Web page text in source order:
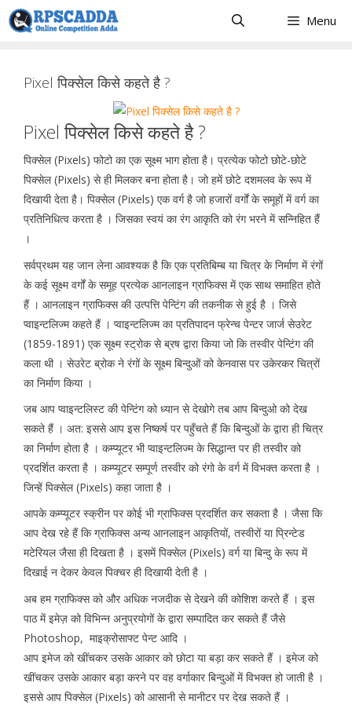
Skip
to
Menu
Pixel पिक्सेल किसे कहते है ?
Pixel पिक्सेल किसे कहते है ?
पिक्सेल (Pixels) फोटो का एक सूक्ष्म भाग होता है। प्रत्येक फोटो छोटे-छोटे
पिक्सेल (Pixels) से ही मिलकर बना होता है। जो हमें छोटे दशमलव के रूप में
दिखायी देता है। पिक्सेल (Pixels) एक वर्ग है जो हजारों वर्गों के समूहों में वर्ग का
प्रतिनिधित्व करता है । जिसका स्वयं का रंग आकृति को रंग भरने में सन्निहित हैं
।
सर्वप्रथम यह जान लेना आवश्यक है कि एक प्रतिबिम्ब या चित्र के निर्माण में रंगों
के कई सूक्ष्म वर्गों के समूह प्रत्येक आनलाइन ग्राफिक्स में एक साथ समाहित होते
हैं । आनलाइन ग्राफिक्स की उत्पत्ति पेन्टिंग की तकनीक से हुई है । जिसे
प्वाइन्टलिज्म कहते हैं । प्वाइन्टलिज्म का प्रतिपादन फ्रेन्च पेन्टर जार्ज सेउरेट
(1859-1891) एक सूक्ष्म स्ट्रोक से ब्रष द्वारा किया जो कि तस्वीर पेन्टिंग की
कला थी । सेउरेट ब्रोक ने रंगों के सूक्ष्म बिन्दुओं को केनवास पर उकेरकर चित्रों
का निर्माण किया ।
जब आप प्वाइन्टलिस्ट की पेन्टिंग को ध्यान से देखोगे तब आप बिन्दुओ को देख
सकते हैं । अत: इससे आप इस निष्कर्ष पर पहुँचते हैं कि बिन्दुओं के द्वारा ही चित्र
का निर्माण होता है । कम्प्यूटर भी प्वाइन्टलिज्म के सिद्धान्त पर ही तस्वीर को
प्रदर्शित करता है । कम्प्यूटर सम्पूर्ण तस्वीर को रंगो के वर्ग में विभक्त करता है ।
जिन्हें पिक्सेल (Pixels) कहा जाता है ।
आपके कम्प्यूटर स्क्रीन पर कोई भी ग्राफिक्स प्रदर्शित कर सकता है । जैसा कि
आप देख रहे हैं कि ग्राफिक्स अन्य आनलाइन आकृतियों, तस्वीरों या प्रिन्टेड
मटेरियल जैसा ही दिखता है । इसमें पिक्सेल (Pixels) वर्ग या बिन्दु के रूप में
दिखाई न देकर केवल पिक्चर ही दिखायी देती है ।
अब हम ग्राफिक्स को और अधिक नजदीक से देखने की कोशिश करते हैं । इस
पाठ में इमेज़ को विभिन्न अनुप्रयोगों के द्वारा सम्पादित कर सकते हैं जैसे
Photoshop, माइक्रोसाफ्ट पेन्ट आदि ।
आप इमेज को खींचकर उसके आकार को छोटा या बड़ा कर सकते हैं । इमेज को
खींचकर उसके आकार बड़ा करने पर वह वर्गाकार बिन्दुओं में विभक्त हो जाती है ।
इससे आप पिक्सेल (Pixels) को आसानी से मानीटर पर देख सकते हैं ।